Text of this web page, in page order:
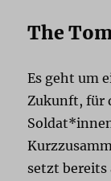
The
Es geht um
Zukunft, für
setzt bereits